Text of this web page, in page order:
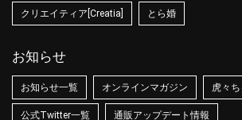
クリエイティア[Creatia] とら婚
お知らせ
お知らせ一覧 オンラインマガジン 虎々
公式Twitter一覧 通販アップデート情報